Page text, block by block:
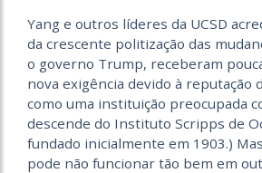
Yang e outros líderes da UCSD
da crescente politização das
o governo Trump, receberam
nova exigência devido à reputação
como uma instituição preocupada
descende do Instituto Scripps de
fundado inicialmente em 1903.)
pode não funcionar tão bem em